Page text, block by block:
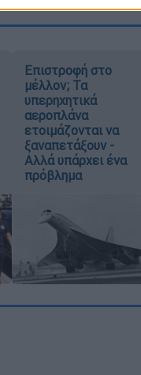
Επιστροφή στο
μέλλον; Τα
υπερηχητικά
αεροπλάνα
ετοιμάζονται να
ξαναπετάξουν -
Αλλά υπάρχει ένα
πρόβλημα